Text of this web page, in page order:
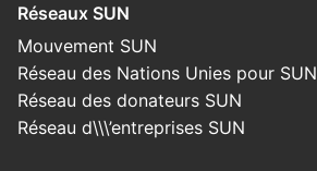
Réseaux SUN
Mouvement SUN
Réseau des Nations Unies pour SUN
Réseau des donateurs SUN
Réseau d\\\’entreprises SUN